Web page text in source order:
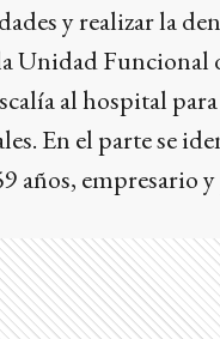
y realizar la
Unidad
al hospital
En el parte se
años, empresario